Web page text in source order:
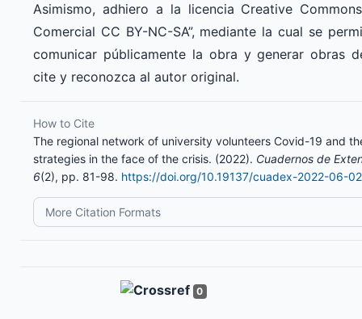
Asimismo, adhiero a la licencia Creative
Comercial CC BY-NC-SA”, mediante la cual se
comunicar públicamente la obra y generar obras
cite y reconozca al autor original.
How to Cite
The regional network of university volunteers Covid-19 and
strategies in the face of the crisis. (2022). Cuadernos de
6(2), pp. 81-98. https://doi.org/10.19137/cuadex-2022-06-
More Citation Formats
0